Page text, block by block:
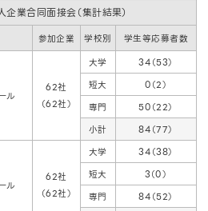
業合同面接会（集計結果）
参加企業 学校別 学生等応募者数
ル
62社
（62社）
大学
34（53）
短大
0（2）
専門
50（22）
小計
84（77）
ル
62社
（62社）
大学
34（38）
短大
3（0）
専門
84（52）